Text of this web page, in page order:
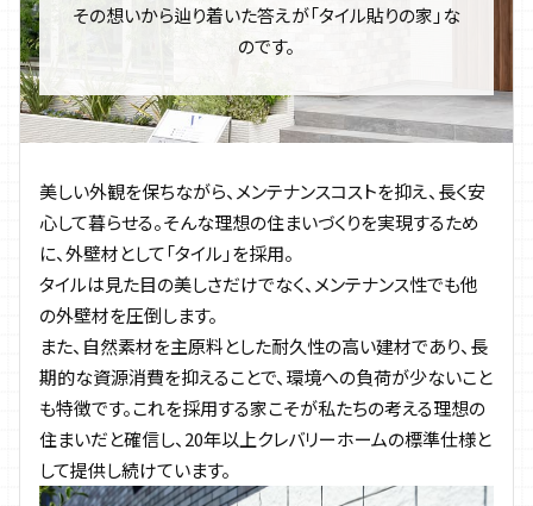
その想いから辿り着いた答えが「タイル貼りの家」な
のです。
美しい外観を保ちながら、メンテナンスコストを抑え、長く安
心して暮らせる。そんな理想の住まいづくりを実現するため
に、外壁材として「タイル」を採用。
タイルは見た目の美しさだけでなく、メンテナンス性でも他
の外壁材を圧倒します。
また、自然素材を主原料とした耐久性の高い建材であり、長
期的な資源消費を抑えることで、環境への負荷が少ないこと
も特徴です。これを採用する家こそが私たちの考える理想の
住まいだと確信し、20年以上クレバリーホームの標準仕様と
して提供し続けています。